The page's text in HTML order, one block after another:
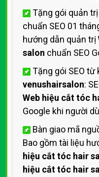
Tặng gói quản trị
chuẩn SEO 01
hướng dẫn quản trị
salon chuẩn SEO
Tặng gói SEO
venushairsalon:
Web hiệu cắt tóc
Google khi người
Bàn giao mã
Bao gồm tài liệu
hiệu cắt tóc hair
hiệu cắt tóc hair